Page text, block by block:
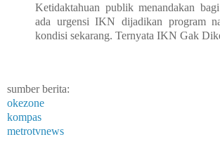
Ketidaktahuan publik menandakan
ada urgensi IKN dijadikan program
kondisi sekarang. Ternyata IKN Gak
sumber berita:
okezone
kompas
metrotvnews